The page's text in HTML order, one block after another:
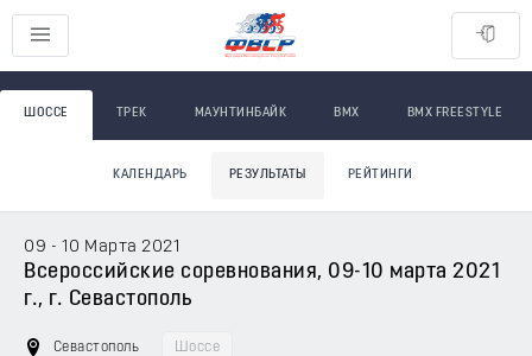
ШОССЕ ТРЕК МАУНТИНБАЙК BMX BMX FREESTYLE
КАЛЕНДАРЬ РЕЗУЛЬТАТЫ РЕЙТИНГИ
09 - 10 Марта 2021
Всероссийские соревнования, 09-10 марта 2021
г., г. Севастополь
Севастополь Шоссе